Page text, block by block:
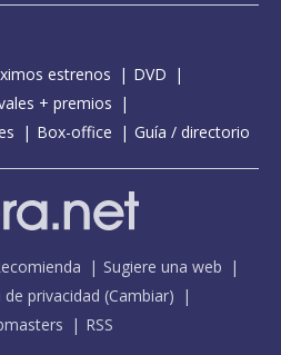
estrenos
DVD
+ premios
Box-office Guía / directorio
Sugiere una web
de privacidad (Cambiar)
RSS